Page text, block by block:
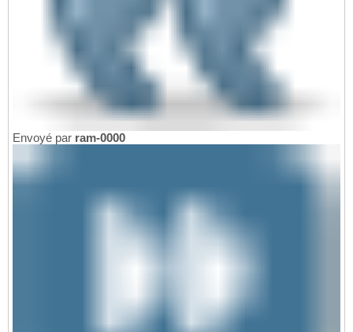
Envoyé par ram-0000